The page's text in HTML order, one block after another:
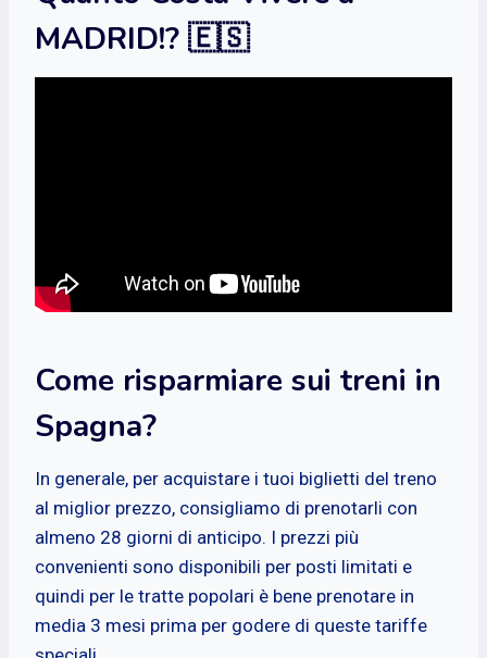
MADRID!? 🇪🇸
Come risparmiare sui treni in
Spagna?
In generale, per acquistare i tuoi biglietti del treno
al miglior prezzo, consigliamo di prenotarli con
almeno 28 giorni di anticipo. I prezzi più
convenienti sono disponibili per posti limitati e
quindi per le tratte popolari è bene prenotare in
media 3 mesi prima per godere di queste tariffe